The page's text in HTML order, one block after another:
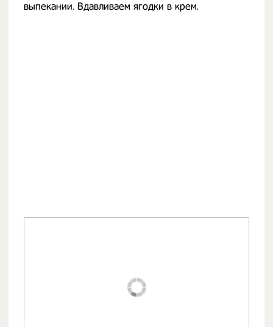
выпекании. Вдавливаем ягодки в крем.